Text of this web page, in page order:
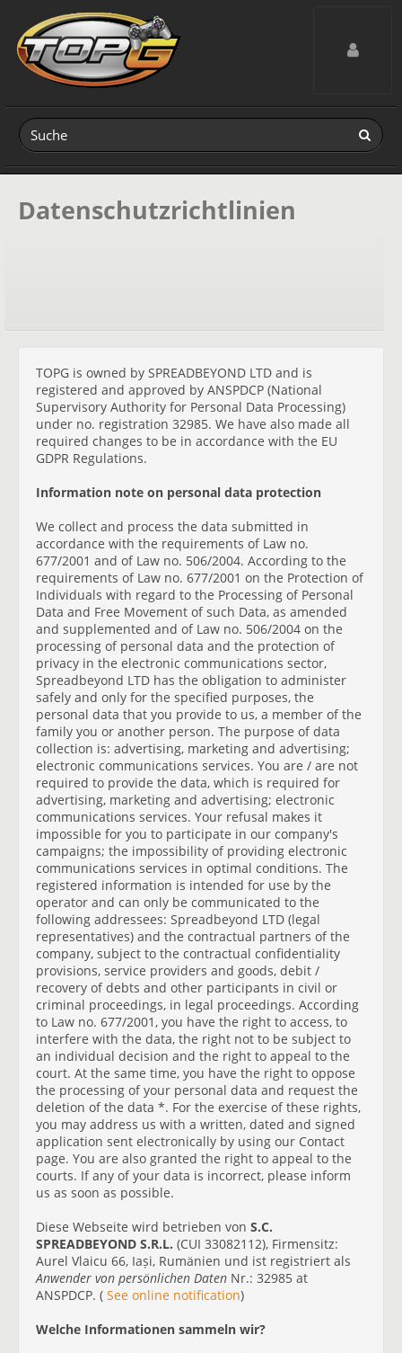
Toggle
Datenschutzrichtlinien
TOPG is owned by SPREADBEYOND LTD and is
registered and approved by ANSPDCP (National
Supervisory Authority for Personal Data Processing)
under no. registration 32985. We have also made all
required changes to be in accordance with the EU
GDPR Regulations.
Information note on personal data protection
We collect and process the data submitted in
accordance with the requirements of Law no.
677/2001 and of Law no. 506/2004. According to the
requirements of Law no. 677/2001 on the Protection of
Individuals with regard to the Processing of Personal
Data and Free Movement of such Data, as amended
and supplemented and of Law no. 506/2004 on the
processing of personal data and the protection of
privacy in the electronic communications sector,
Spreadbeyond LTD has the obligation to administer
safely and only for the specified purposes, the
personal data that you provide to us, a member of the
family you or another person. The purpose of data
collection is: advertising, marketing and advertising;
electronic communications services. You are / are not
required to provide the data, which is required for
advertising, marketing and advertising; electronic
communications services. Your refusal makes it
impossible for you to participate in our company's
campaigns; the impossibility of providing electronic
communications services in optimal conditions. The
registered information is intended for use by the
operator and can only be communicated to the
following addressees: Spreadbeyond LTD (legal
representatives) and the contractual partners of the
company, subject to the contractual confidentiality
provisions, service providers and goods, debit /
recovery of debts and other participants in civil or
criminal proceedings, in legal proceedings. According
to Law no. 677/2001, you have the right to access, to
interfere with the data, the right not to be subject to
an individual decision and the right to appeal to the
court. At the same time, you have the right to oppose
the processing of your personal data and request the
deletion of the data *. For the exercise of these rights,
you may address us with a written, dated and signed
application sent electronically by using our Contact
page. You are also granted the right to appeal to the
courts. If any of your data is incorrect, please inform
us as soon as possible.
Diese Webseite wird betrieben von S.C.
SPREADBEYOND S.R.L. (CUI 33082112), Firmensitz:
Aurel Vlaicu 66, Iași, Rumänien und ist registriert als
Anwender von persönlichen Daten Nr.: 32985 at
ANSPDCP. ( See online notification)
Welche Informationen sammeln wir?